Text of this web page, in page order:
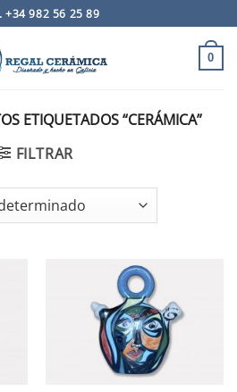
+34 982 56 25 89
0
ETIQUETADOS “CERÁMICA”
FILTRAR